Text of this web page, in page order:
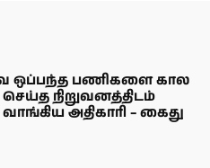
ஒப்பந்த பணிகளை கால
நிறுவனத்திடம்
அதிகாரி – கைது